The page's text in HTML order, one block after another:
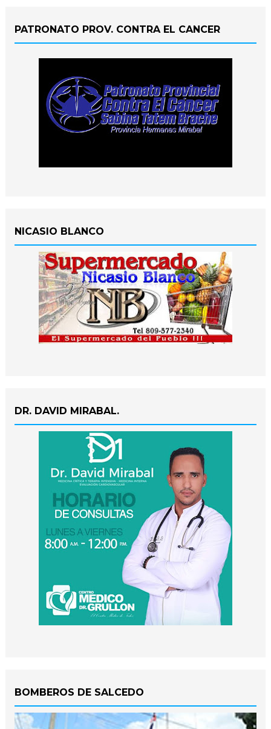
PATRONATO PROV. CONTRA EL CANCER
NICASIO BLANCO
DR. DAVID MIRABAL.
BOMBEROS DE SALCEDO